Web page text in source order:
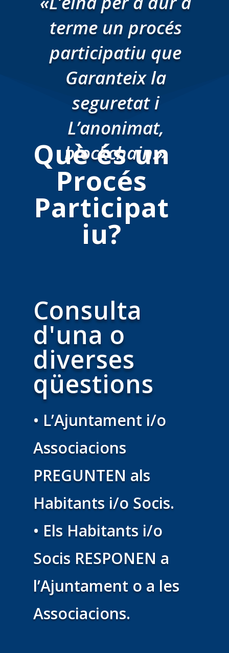
terme un procés
participatiu que
Garanteix la
seguretat i
L’anonimat,
blockchain.»
Què és un
Procés
Participat
iu?
Consulta
d'una o
diverses
qüestions
• L’Ajuntament i/o
Associacions
PREGUNTEN als
Habitants i/o Socis.
• Els Habitants i/o
Socis RESPONEN a
l’Ajuntament o a les
Associacions.